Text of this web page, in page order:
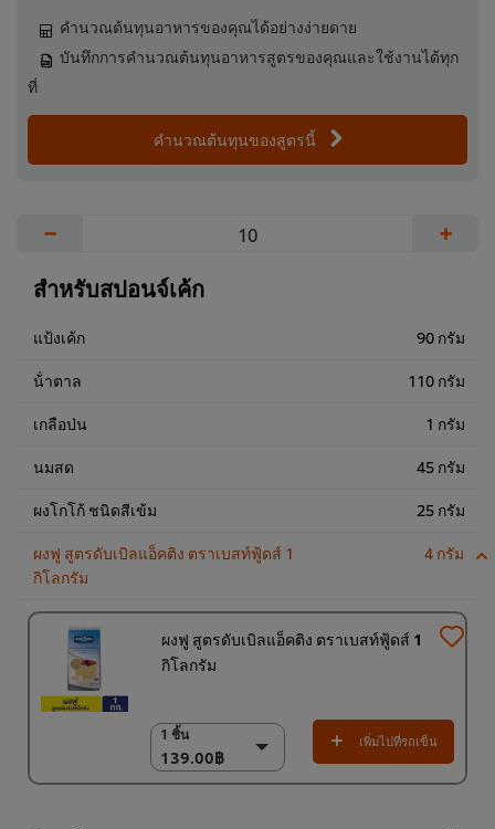
คำนวณต้นทุนอาหารของคุณได้อย่างง่ายดาย
บันทึกการคำนวณต้นทุนอาหารสูตรของคุณและใช้งานได้ทุก
ที่
คำนวณต้นทุนของสูตรนี้
− +
สำหรับสปอนจ์เค้ก
แป้งเค้ก 90 กรัม
น้ําตาล 110 กรัม
เกลือป่น 1 กรัม
นมสด 45 กรัม
ผงโกโก้ ชนิดสีเข้ม 25 กรัม
ผงฟู สูตรดับเบิลแอ็คติง ตราเบสท์ฟู้ดส์ 1
กิโลกรัม
4 กรัม
ผงฟู สูตรดับเบิลแอ็คติง ตราเบสท์ฟู้ดส์ 1
กิโลกรัม
1 ชิ้น
139.00฿
1 ชิ้น
139.00฿
18 x 1 กก.
เพิ่มไปที่รถเข็น